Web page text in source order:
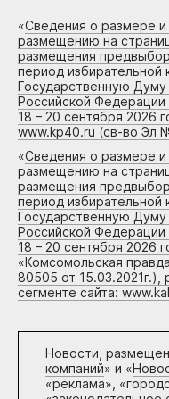
«Сведения о размере и
размещению на
размещения
период избирательной
Государственную
Российской Федерации
18 – 20 сентября 2026
www.kp40.ru (св-во Эл
«Сведения о размере и
размещению на
размещения
период избирательной
Государственную
Российской Федерации
18 – 20 сентября 2026
«Комсомольская
80505 от
сегменте сайта:
Новости,
компаний» и «
«реклама»,